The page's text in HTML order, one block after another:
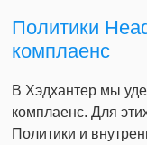
Политики
комплаенс
В Хэдхантер мы
комплаенс. Для
Политики и